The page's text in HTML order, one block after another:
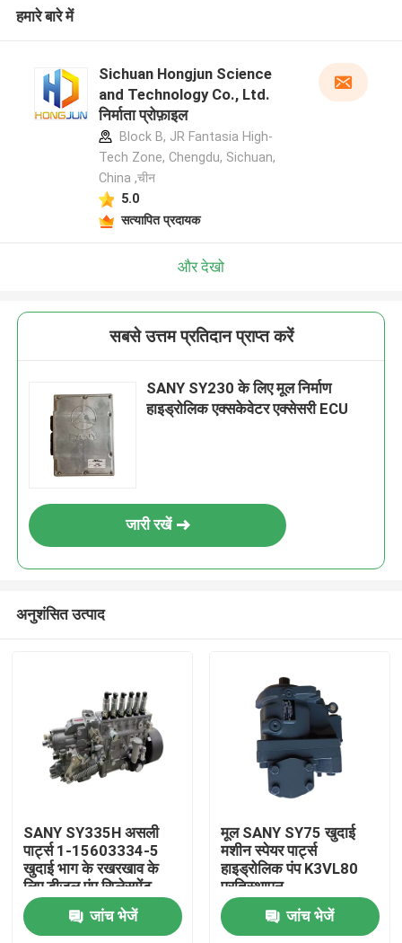
हमारे बारे में
Sichuan Hongjun Science
and Technology Co., Ltd.
निर्माता प्रोफ़ाइल
Block B, JR Fantasia High-
Tech Zone, Chengdu, Sichuan,
China ,चीन
5.0
सत्यापित प्रदायक
और देखो
सबसे उत्तम प्रतिदान प्राप्त करें
SANY SY230 के लिए मूल निर्माण
हाइड्रोलिक एक्सकेवेटर एक्सेसरी ECU
जारी रखें
अनुशंसित उत्पाद
SANY SY335H असली
पार्ट्स 1-15603334-5
खुदाई भाग के रखरखाव के
लिए डीजल पंप रिप्लेसमेंट
जांच भेजें
मूल SANY SY75 खुदाई
मशीन स्पेयर पार्ट्स
हाइड्रोलिक पंप K3VL80
प्रतिस्थापन
जांच भेजें